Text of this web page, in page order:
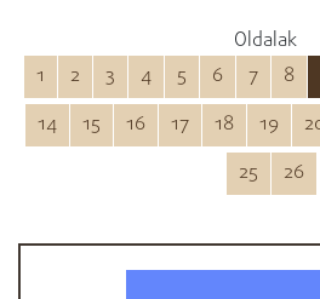
Oldalak
1
2 3 4 5 6 7 8
14
15 16 17 18 19
25
26